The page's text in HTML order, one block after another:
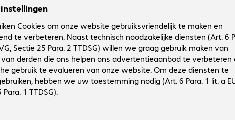
Besturingssysteem:Windows
WinZip 30 Pro 1U Add-On License